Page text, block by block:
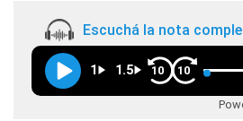
Escuchá la nota
1 1.5 10 10